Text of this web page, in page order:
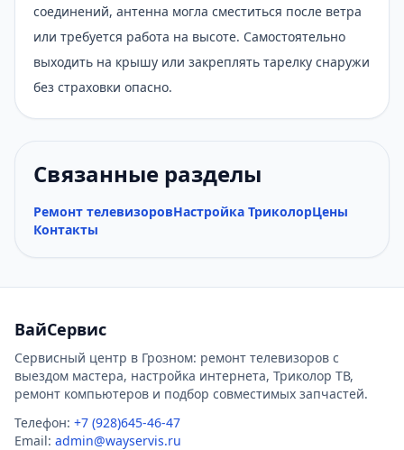
соединений, антенна могла сместиться после ветра
или требуется работа на высоте. Самостоятельно
выходить на крышу или закреплять тарелку снаружи
без страховки опасно.
Связанные разделы
Ремонт телевизоровНастройка ТриколорЦены
Контакты
ВайСервис
Сервисный центр в Грозном: ремонт телевизоров с
выездом мастера, настройка интернета, Триколор ТВ,
ремонт компьютеров и подбор совместимых запчастей.
Телефон: +7 (928)645-46-47
Email: admin@wayservis.ru